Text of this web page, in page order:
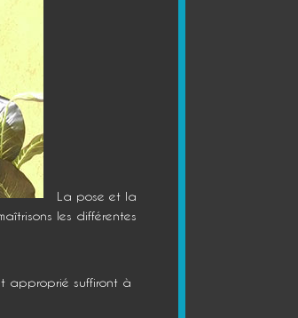
La pose et la
les différentes
approprié suffiront à